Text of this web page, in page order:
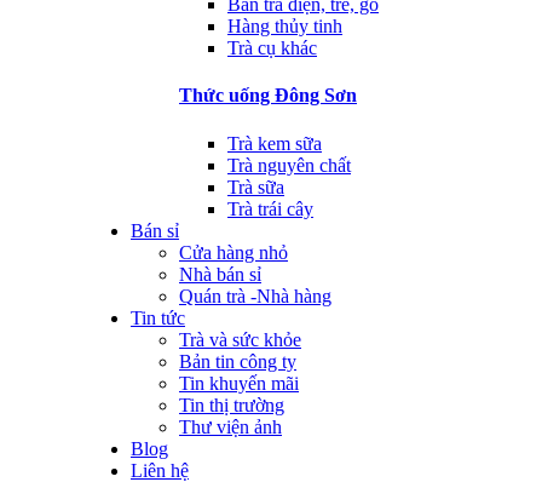
Bàn trà điện, tre, gỗ
Hàng thủy tinh
Trà cụ khác
Thức uống Đông Sơn
Trà kem sữa
Trà nguyên chất
Trà sữa
Trà trái cây
Bán sỉ
Cửa hàng nhỏ
Nhà bán sỉ
Quán trà -Nhà hàng
Tin tức
Trà và sức khỏe
Bản tin công ty
Tin khuyến mãi
Tin thị trường
Thư viện ảnh
Blog
Liên hệ